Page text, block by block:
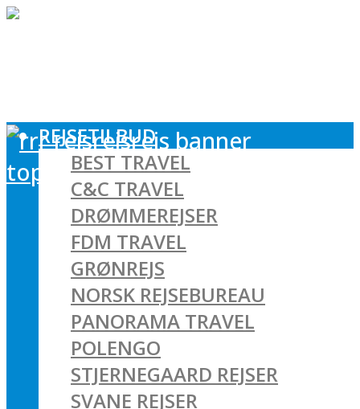
REJSETILBUD
BEST TRAVEL
C&C TRAVEL
DRØMMEREJSER
FDM TRAVEL
GRØNREJS
NORSK REJSEBUREAU
PANORAMA TRAVEL
POLENGO
STJERNEGAARD REJSER
SVANE REJSER